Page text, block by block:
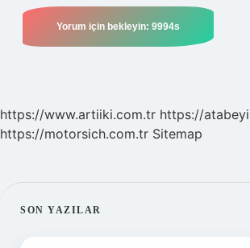
https://www.artiiki.com.tr https://
https://motorsich.com.tr Sitemap
SIDEBAR
SON YAZILAR